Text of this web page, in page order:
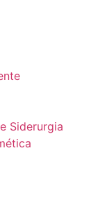
Siderurgia